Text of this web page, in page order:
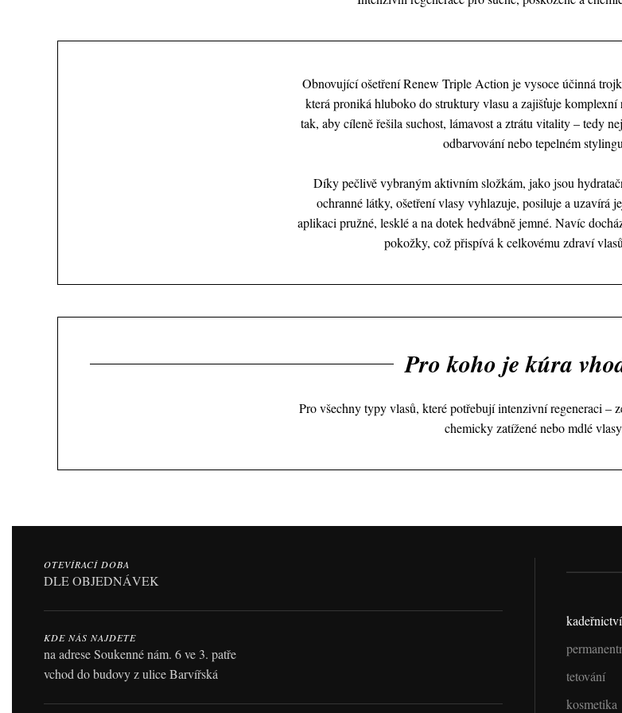
Obnovující ošetření Renew Triple Action je vysoce účinná
která proniká hluboko do struktury vlasu a zajišťuje komplexní
tak, aby cíleně řešila suchost, lámavost a ztrátu vitality – tedy
odbarvování nebo tepelném
Díky pečlivě vybraným aktivním složkám, jako jsou
ochranné látky, ošetření vlasy vyhlazuje, posiluje a uzavírá
aplikaci pružné, lesklé a na dotek hedvábně jemné. Navíc
pokožky, což přispívá k celkovému zdraví
Pro koho je kúra
Pro všechny typy vlasů, které potřebují intenzivní regeneraci –
chemicky zatížené nebo mdlé
OTEVÍRACÍ DOBA
DLE OBJEDNÁVEK
KDE NÁS NAJDETE
na adrese Soukenné nám. 6 ve 3. patře
vchod do budovy z ulice Barvířská
kadeřnictví
tetování
kosmetika